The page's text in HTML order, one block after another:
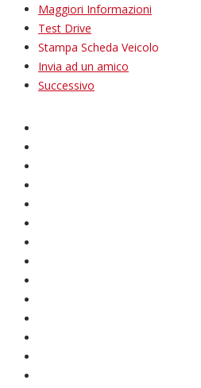
Maggiori Informazioni
Test Drive
Stampa Scheda Veicolo
Invia ad un amico
Successivo